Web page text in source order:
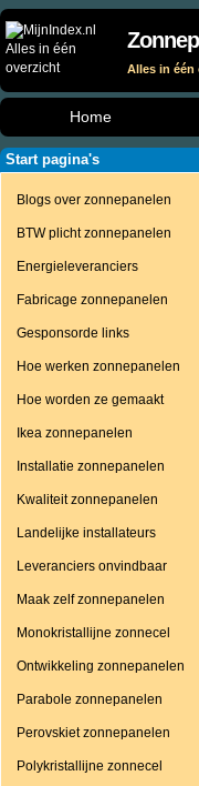
Alles in één
Home
Start pagina's
Blogs over zonnepanelen
BTW plicht zonnepanelen
Energieleveranciers
Fabricage zonnepanelen
Gesponsorde links
Hoe werken zonnepanelen
Hoe worden ze gemaakt
Ikea zonnepanelen
Installatie zonnepanelen
Kwaliteit zonnepanelen
Landelijke installateurs
Leveranciers onvindbaar
Maak zelf zonnepanelen
Monokristallijne zonnecel
Ontwikkeling zonnepanelen
Parabole zonnepanelen
Perovskiet zonnepanelen
Polykristallijne zonnecel